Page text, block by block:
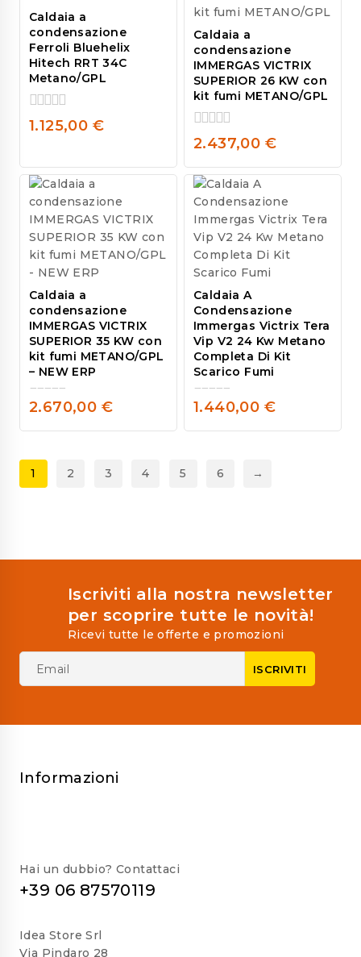
Caldaia a
condensazione
Ferroli Bluehelix
Hitech RRT 34C
Metano/GPL
0
5
1.125,00 €
Caldaia a
condensazione
IMMERGAS VICTRIX
SUPERIOR 26 KW con
kit fumi METANO/GPL
0
of
5
2.437,00 €
Caldaia a
condensazione
IMMERGAS VICTRIX
SUPERIOR 35 KW con
kit fumi METANO/GPL
– NEW ERP
0
out
5
2.670,00 €
Caldaia A
Condensazione
Immergas Victrix Tera
Vip V2 24 Kw Metano
Completa Di Kit
Scarico Fumi
0
out
1.440,00 €
1 2 3 4 5 6 →
Iscriviti alla nostra newsletter
per scoprire tutte le novità!
Ricevi tutte le offerte e promozioni
Informazioni
Hai un dubbio? Contattaci
+39 06 87570119
Idea Store Srl
Via Pindaro 28